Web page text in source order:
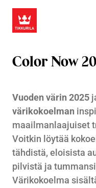
Color Now
Vuoden värin 2025
värikokoelman
maailmanlaajuiset
Voitkin löytää
tähdistä, eloisista
pilvistä ja
Värikokoelma